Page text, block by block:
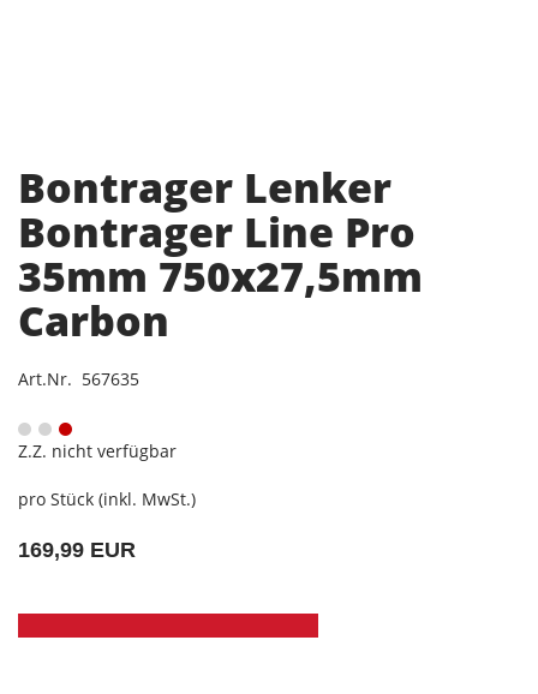
Bontrager Lenker
Bontrager Line Pro
35mm 750x27,5mm
Carbon
Art.Nr. 567635
Z.Z. nicht verfügbar
pro Stück (inkl. MwSt.)
169,99 EUR